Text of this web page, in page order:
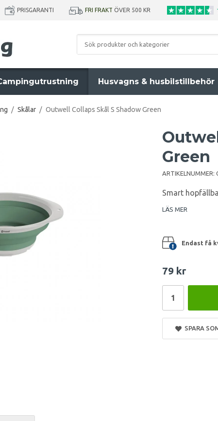
PRISGARANTI FRI FRAKT ÖVER 500 KR
Husvagns & husbilstillbehör
/ Skålar / Outwell Collaps Skål S Shadow Green
Green
ARTIKELNUMMER:
Smart
LÄS MER
Endast få
79 kr
SPARA